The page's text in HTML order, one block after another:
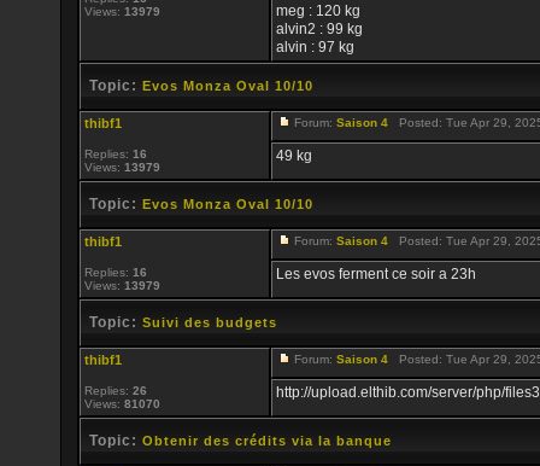
Views: 13979
meg : 120 kg
alvin2 : 99 kg
alvin : 97 kg
Topic: Evos Monza Oval 10/10
thibf1
Replies: 16
Views: 13979
Forum: Saison 4 Posted: Tue Apr 29,
49 kg
Topic: Evos Monza Oval 10/10
thibf1
Replies: 16
Views: 13979
Forum: Saison 4 Posted: Tue Apr 29,
Les evos ferment ce soir a 23h
Topic: Suivi des budgets
thibf1
Replies: 26
Views: 81070
Forum: Saison 4 Posted: Tue Apr 29,
http://upload.elthib.com/server/php/
Topic: Obtenir des crédits via la banque